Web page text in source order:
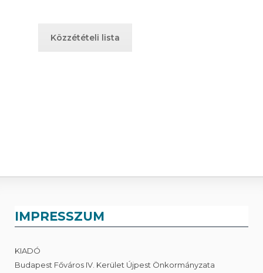
Közzétételi lista
IMPRESSZUM
KIADÓ
Budapest Főváros IV. Kerület Újpest Önkormányzata